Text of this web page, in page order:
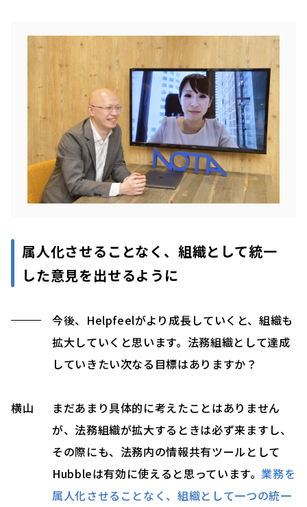
属人化させることなく、組織として統一
した意見を出せるように
今後、Helpfeelがより成長していくと、組織も
拡大していくと思います。法務組織として達成
していきたい次なる目標はありますか？
横山
まだあまり具体的に考えたことはありません
が、法務組織が拡大するときは必ず来ますし、
その際にも、法務内の情報共有ツールとして
Hubbleは有効に使えると思っています。業務を
属人化させることなく、組織として一つの統一